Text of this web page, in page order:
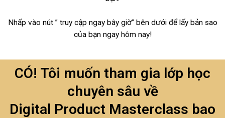
Nhấp vào nút ” truy cập ngay bây giờ” bên dưới để lấy bản sao
của bạn ngay hôm nay!
CÓ! Tôi muốn tham gia lớp học
chuyên sâu về
Digital Product Masterclass bao